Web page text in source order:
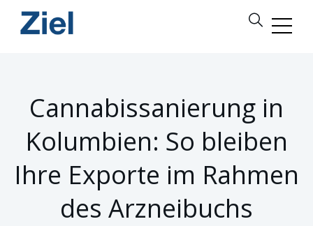
Cannabissanierung in
Kolumbien: So bleiben
Ihre Exporte im Rahmen
des Arzneibuchs